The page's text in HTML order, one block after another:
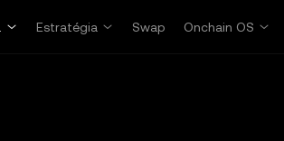
Estratégia Swap Onchain OS